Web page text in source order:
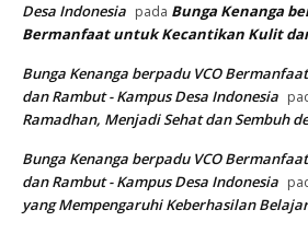
Desa Indonesia pada Bunga Kenanga
Bermanfaat untuk Kecantikan Kulit
Bunga Kenanga berpadu VCO
dan Rambut - Kampus Desa Indonesia
Ramadhan, Menjadi Sehat dan Sembuh
Bunga Kenanga berpadu VCO
dan Rambut - Kampus Desa Indonesia
yang Mempengaruhi Keberhasilan